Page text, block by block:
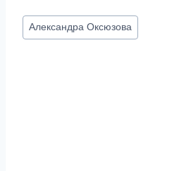
Метки
записи:
Александра Оксюзова